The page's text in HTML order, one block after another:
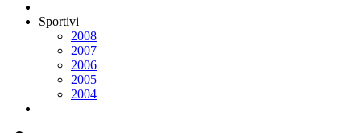
Sportivi
2008
2007
2006
2005
2004